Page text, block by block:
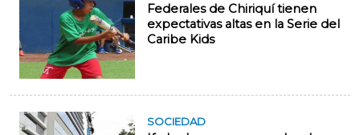
Federales de Chiriquí tienen
expectativas altas en la Serie del
Caribe Kids
SOCIEDAD